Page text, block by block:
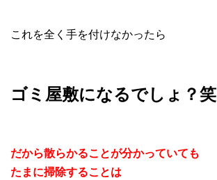
これを全く手を付けなかったら
ゴミ屋敷になるでしょ？笑
だから散らかることが分かっていても
たまに掃除することは